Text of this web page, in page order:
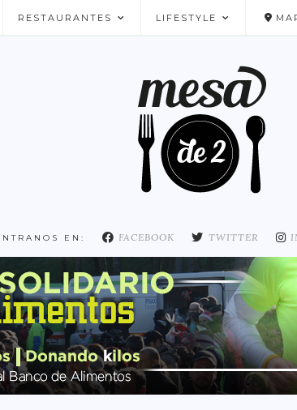
RESTAURANTES
NUESTROS FAVORITOS
LIFESTYLE
EN: FACEBOOK TWITTER